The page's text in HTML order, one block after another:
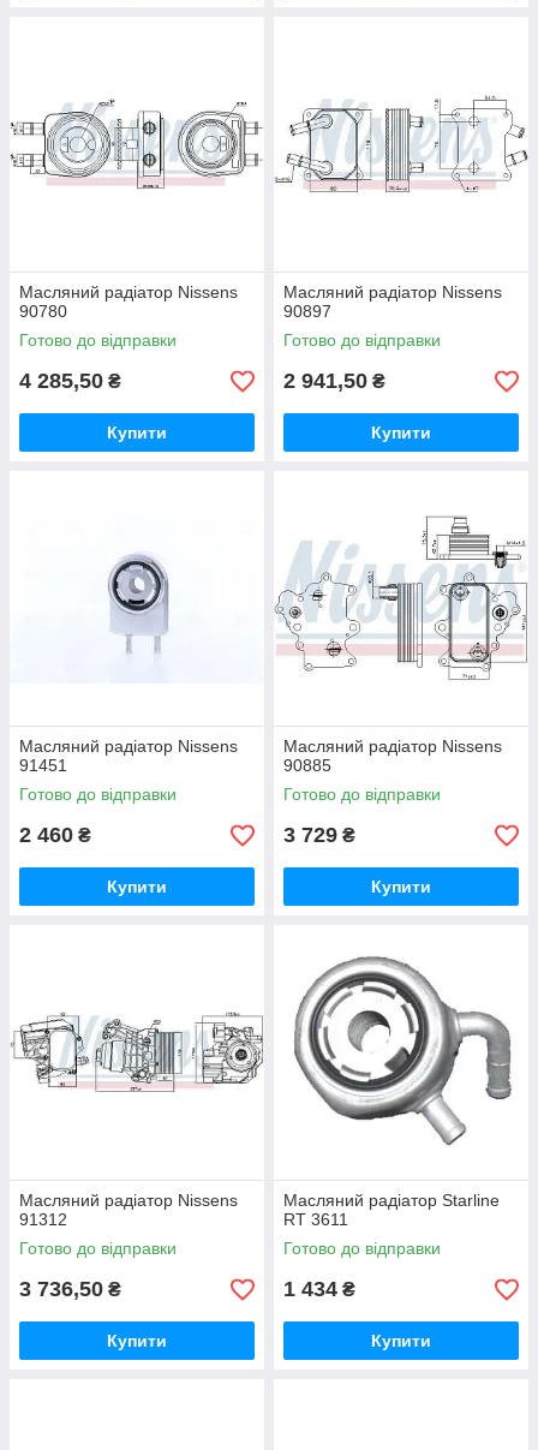
Масляний радіатор Nissens
90780
Готово до відправки
4 285,50 ₴
Купити
Масляний радіатор Nissens
90897
Готово до відправки
2 941,50 ₴
Купити
Масляний радіатор Nissens
91451
Готово до відправки
2 460 ₴
Купити
Масляний радіатор Nissens
90885
Готово до відправки
3 729 ₴
Купити
Масляний радіатор Nissens
91312
Готово до відправки
3 736,50 ₴
Купити
Масляний радіатор Starline
RT 3611
Готово до відправки
1 434 ₴
Купити